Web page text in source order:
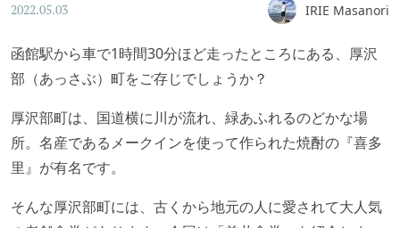
2022.05.03 IRIE Masanori
函館駅から車で1時間30分ほど走ったところにある、厚沢
部（あっさぶ）町をご存じでしょうか？
厚沢部町は、国道横に川が流れ、緑あふれるのどかな場
所。名産であるメークインを使って作られた焼酎の『喜多
里』が有名です。
そんな厚沢部町には、古くから地元の人に愛されて大人気